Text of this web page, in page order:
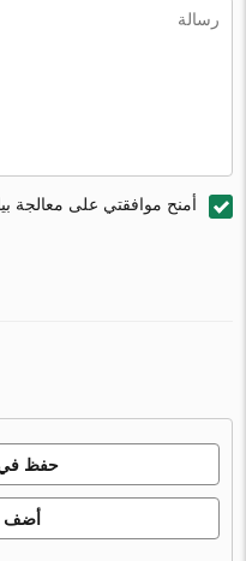
أمنح موافقتي على معالجة
حفظ في
أضف